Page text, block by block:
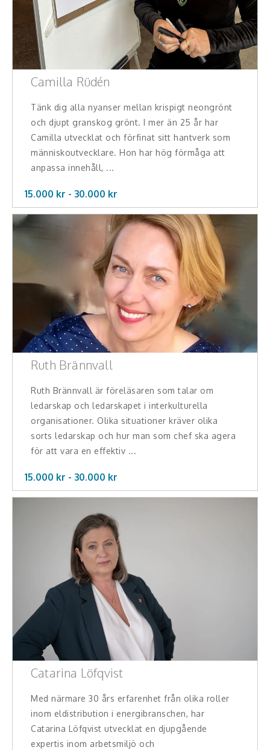
Camilla Rüdén
Tänk dig alla nyanser mellan krispigt neongrönt
och djupt granskog grönt. I mer än 25 år har
Camilla utvecklat och förfinat sitt hantverk som
människoutvecklare. Hon har hög förmåga att
anpassa innehåll, ...
15.000 kr - 30.000 kr
Ruth Brännvall
Ruth Brännvall är föreläsaren som talar om
ledarskap och ledarskapet i interkulturella
organisationer. Olika situationer kräver olika
sorts ledarskap och hur man som chef ska agera
för att vara en effektiv ...
15.000 kr - 30.000 kr
Catarina Löfqvist
Med närmare 30 års erfarenhet från olika roller
inom eldistribution i energibranschen, har
Catarina Löfqvist utvecklat en djupgående
expertis inom arbetsmiljö och